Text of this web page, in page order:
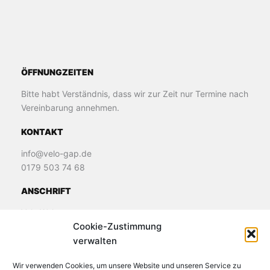
Cookie-Zustimmung
verwalten
Wir verwenden Cookies, um unsere Website und unseren Service zu
ÖFFNUNGZEITEN
Bitte habt Verständnis, dass wir zur Zeit nur Termine nach
Vereinbarung annehmen.
KONTAKT
info@velo-gap.de
0179 503 74 68
ANSCHRIFT
Velo Welt
James-Loeb-Straße 11
82481 Murnau